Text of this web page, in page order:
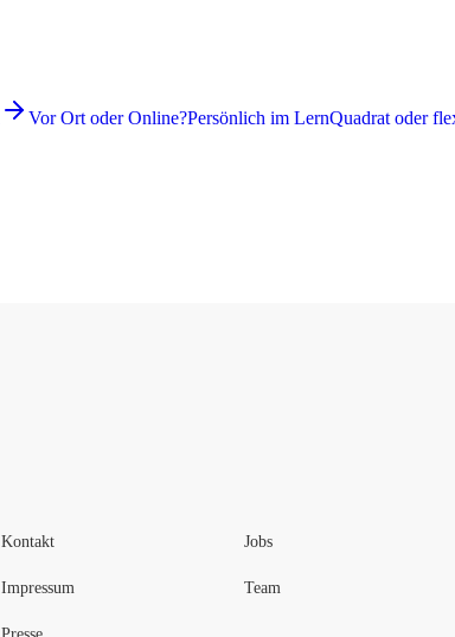
Vor Ort oder Online?Persönlich im LernQuadrat oder
Kontakt
Impressum
Jobs
Team